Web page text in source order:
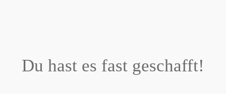
Du hast es fast geschafft!